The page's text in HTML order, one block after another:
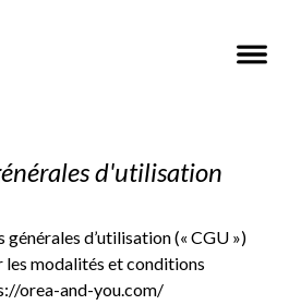
d'utilisation
d’utilisation (« CGU »)
modalités et conditions
orea-and-you.com/